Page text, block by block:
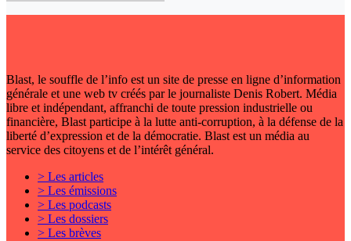
Blast, le souffle de l’info est un site de presse en ligne d’information
générale et une web tv créés par le journaliste Denis Robert. Média
libre et indépendant, affranchi de toute pression industrielle ou
financière, Blast participe à la lutte anti-corruption, à la défense de la
liberté d’expression et de la démocratie. Blast est un média au
service des citoyens et de l’intérêt général.
> Les articles
> Les émissions
> Les podcasts
> Les dossiers
> Les brèves